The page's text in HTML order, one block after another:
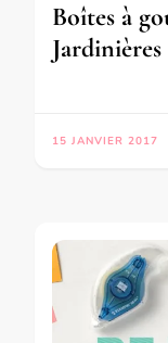
Boîtes à
Jardinières
15 JANVIER 2017